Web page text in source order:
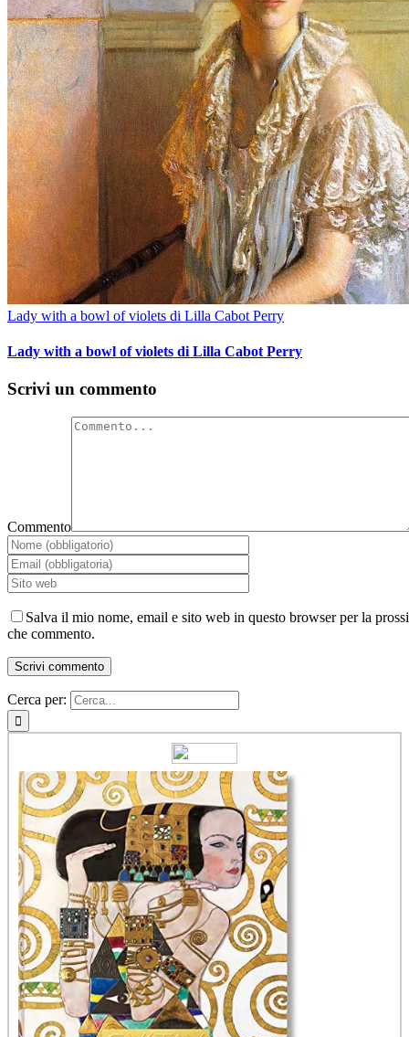
Lady with a bowl of violets di Lilla Cabot Perry
Lady with a bowl of violets di Lilla Cabot Perry
Scrivi un commento
Commento
Salva il mio nome, email e sito web in questo browser per la
che commento.
Cerca per: